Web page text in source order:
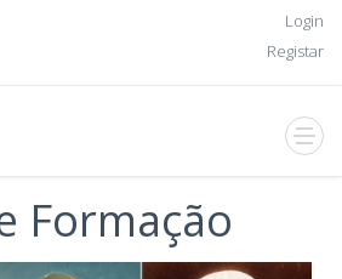
Login
Registar
Formação